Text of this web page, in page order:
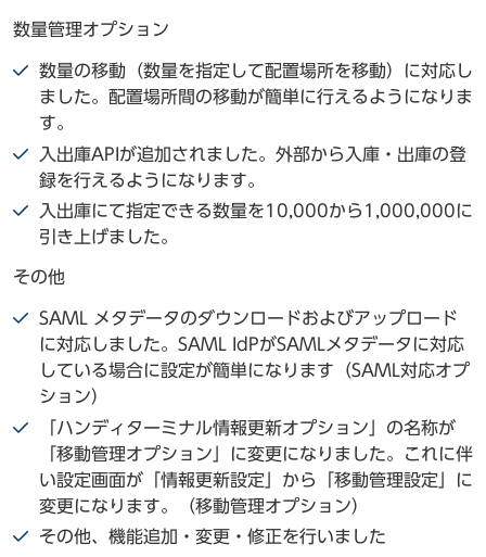
数量管理オプション
数量の移動（数量を指定して配置場所を移動）に対応し
ました。配置場所間の移動が簡単に行えるようになりま
す。
入出庫APIが追加されました。外部から入庫・出庫の登
録を行えるようになります。
入出庫にて指定できる数量を10,000から1,000,000に
引き上げました。
その他
SAML メタデータのダウンロードおよびアップロード
に対応しました。SAML IdPがSAMLメタデータに対応
している場合に設定が簡単になります（SAML対応オプ
ション）
「ハンディターミナル情報更新オプション」の名称が
「移動管理オプション」に変更になりました。これに伴
い設定画面が「情報更新設定」から「移動管理設定」に
変更になります。（移動管理オプション）
その他、機能追加・変更・修正を行いました